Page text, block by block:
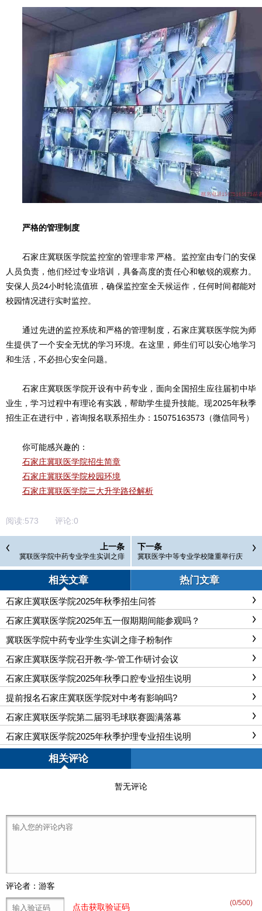
严格的管理制度
石家庄冀联医学院监控室的管理非常严格。监控室由专门的安保
人员负责，他们经过专业培训，具备高度的责任心和敏锐的观察力。
安保人员24小时轮流值班，确保监控室全天候运作，任何时间都能对
校园情况进行实时监控。
通过先进的监控系统和严格的管理制度，石家庄冀联医学院为师
生提供了一个安全无忧的学习环境。在这里，师生们可以安心地学习
和生活，不必担心安全问题。
石家庄冀联医学院开设有中药专业，面向全国招生应往届初中毕
业生，学习过程中有理论有实践，帮助学生提升技能。现2025年秋季
招生正在进行中，咨询报名联系招生办：15075163573（微信同号）
你可能感兴趣的：
石家庄冀联医学院招生简章
石家庄冀联医学院校园环境
石家庄冀联医学院三大升学路径解析
阅读:573 评论:0
上一条
冀联医学院中药专业学生实训之痱
下一条
冀联医学中等专业学校隆重举行庆
相关文章 热门文章
石家庄冀联医学院2025年秋季招生问答
石家庄冀联医学院2025年五一假期期间能参观吗？
冀联医学院中药专业学生实训之痱子粉制作
石家庄冀联医学院召开教-学-管工作研讨会议
石家庄冀联医学院2025年秋季口腔专业招生说明
提前报名石家庄冀联医学院对中考有影响吗?
石家庄冀联医学院第二届羽毛球联赛圆满落幕
石家庄冀联医学院2025年秋季护理专业招生说明
相关评论
暂无评论
评论者：游客
(0/500)
点击获取验证码